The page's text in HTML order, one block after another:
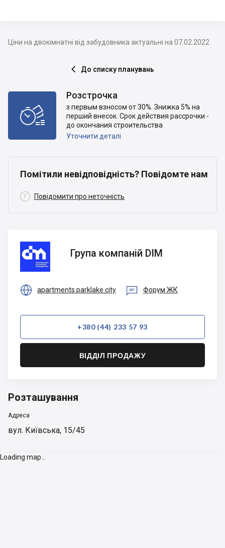
Ціни на двокімнатні від забудовника актуальні на 07.02.2022
 До списку планувань

Розстрочка
з первым взносом от 30%. Знижка 5% на
перший внесок. Срок действия рассрочки -
до окончания строительства
Уточнити деталі
Помітили невідповідність? Повідомте нам
 Повідомити про неточність
Група
компаній
Група компаній DIM
 apartments.parklake.city  Форум ЖК
+380 (44) 233 57 93
ВІДДІЛ ПРОДАЖУ
Розташування
Адреса
вул. Київська, 15/45
Loading map...